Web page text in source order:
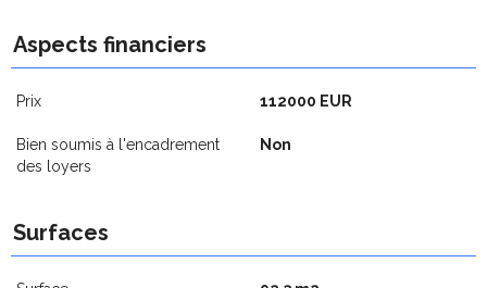
Aspects financiers
Prix 112000 EUR
Bien soumis à l'encadrement
des loyers
Non
Surfaces